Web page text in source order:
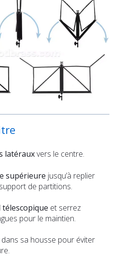
latérauxvers le centre.
supérieure jusqu’à replier
de partitions.
télescopique et serrez
pour le maintien.
dans sa housse pour éviter